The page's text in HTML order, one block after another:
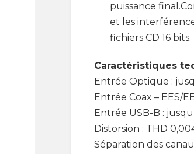
puissance
et les
fichiers CD 16 bits.
Caractéristiques
Entrée Optique :
Entrée Coax – EES/
Entrée USB-B :
Distorsion : THD
Séparation des